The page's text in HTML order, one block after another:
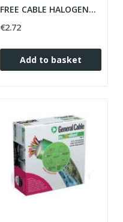
FREE CABLE HALOGENOS 16MM FLEXIBLE BLACK ZH 07Z1-K
€2.72
Add to basket